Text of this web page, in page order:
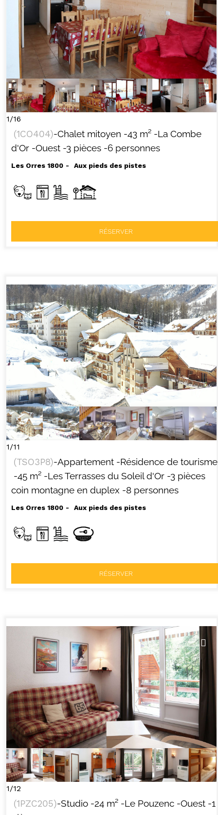
+33 (0)4 92 44 19 17
1/16
(1CO404)-Chalet mitoyen -43 m² -La Combe
d'Or -Ouest -3 pièces -6 personnes
Les Orres 1800 Aux pieds des pistes
RÉSERVER
1/11
(TSO3P8)-Appartement -Résidence de tourisme
-45 m² -Les Terrasses du Soleil d'Or -3 pièces
coin montagne en duplex -8 personnes
Les Orres 1800 Aux pieds des pistes
RÉSERVER
1/12
(1PZC205)-Studio -24 m² -Le Pouzenc -Ouest -1